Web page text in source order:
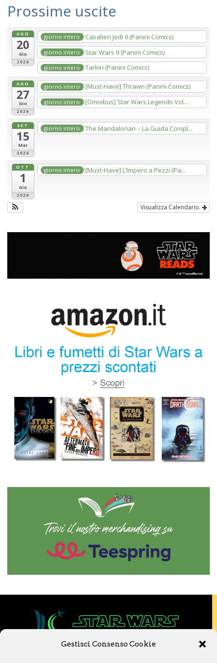
Gestisci Consenso Cookie
Prossime uscite
AGO
20
Gio
2026
giorno intero Cavalieri Jedi 9 (Panini Comics)
giorno intero Star Wars 9 (Panini Comics)
giorno intero Tarkin (Panini Comics)
AGO
27
Gio
2026
giorno intero [Must-Have] Thrawn (Panini Comics)
giorno intero [Omnibus] Star Wars Legends Vol....
SET
15
Mar
2026
giorno intero The Mandalorian – La Guida Compl...
OTT
1
Gio
2026
giorno intero [Must-Have] L’Impero a Pezzi (Pa...
Visualizza Calendario.